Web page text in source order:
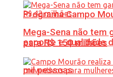
Programa Campo
esporte e qualidade
mil pessoas
Mega-Sena não tem
para R$ 150 milhões